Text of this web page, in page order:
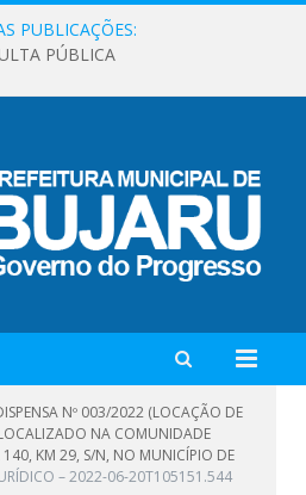
PUBLICAÇÕES:
PÚBLICA
Nº 003/2022 (LOCAÇÃO DE
NA COMUNIDADE
140, KM 29, S/N, NO MUNICÍPIO DE
– 2022-06-20T105151.544